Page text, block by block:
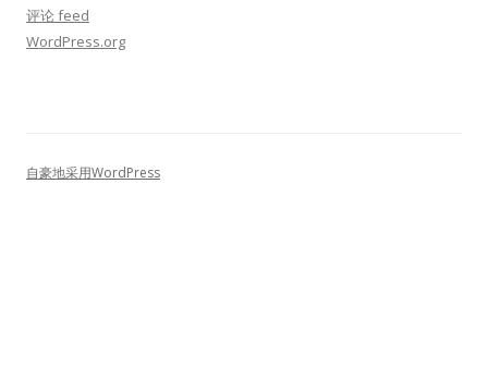
评论 feed
WordPress.org
自豪地采用WordPress